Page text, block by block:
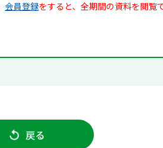
会員登録をすると、全期間の資料を閲覧
戻る